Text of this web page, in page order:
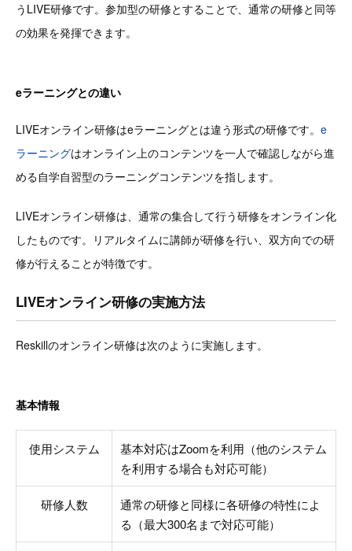
うLIVE研修です。参加型の研修とすることで、通常の研修と同等
の効果を発揮できます。
eラーニングとの違い
LIVEオンライン研修はeラーニングとは違う形式の研修です。 e
ラーニングはオンライン上のコンテンツを一人で確認しながら進
める自学自習型のラーニングコンテンツを指します。
LIVEオンライン研修は、通常の集合して行う研修をオンライン化
したものです。リアルタイムに講師が研修を行い、双方向での研
修が行えることが特徴です。
LIVEオンライン研修の実施方法
Reskillのオンライン研修は次のように実施します。
基本情報
使用システム
基本対応はZoomを利用（他のシステム
を利用する場合も対応可能）
研修人数
通常の研修と同様に各研修の特性によ
る（最大300名まで対応可能）